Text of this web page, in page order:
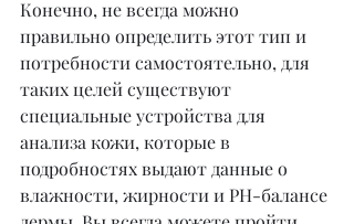
Конечно, не всегда можно
правильно определить этот тип и
потребности самостоятельно, для
таких целей существуют
специальные устройства для
анализа кожи, которые в
подробностях выдают данные о
влажности, жирности и PH-балансе